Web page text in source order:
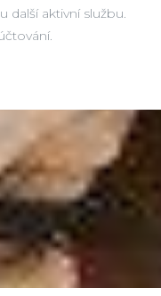
další aktivní službu.